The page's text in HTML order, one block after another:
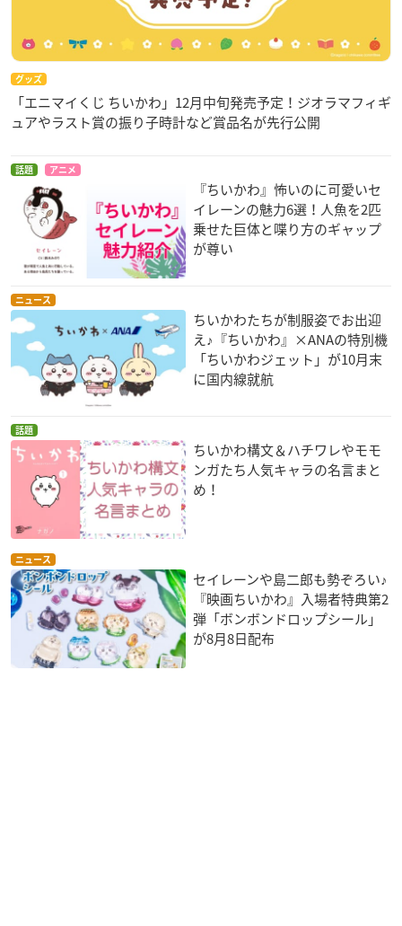
グッズ
「エニマイくじ ちいかわ」12月中旬発売予定！ジオラマフィギ
ュアやラスト賞の振り子時計など賞品名が先行公開
話題 アニメ
『ちいかわ』怖いのに可愛いセ
イレーンの魅力6選！人魚を2匹
乗せた巨体と喋り方のギャップ
が尊い
ニュース
ちいかわたちが制服姿でお出迎
え♪『ちいかわ』×ANAの特別機
「ちいかわジェット」が10月末
に国内線就航
話題
ちいかわ構文＆ハチワレやモモ
ンガたち人気キャラの名言まと
め！
ニュース
セイレーンや島二郎も勢ぞろい♪
『映画ちいかわ』入場者特典第2
弾「ボンボンドロップシール」
が8月8日配布